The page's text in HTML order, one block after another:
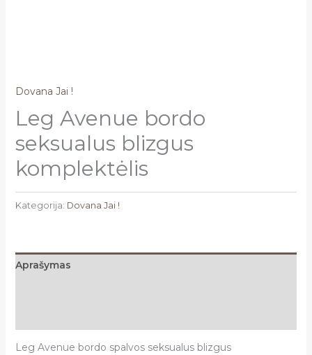
Dovana Jai !
Leg Avenue bordo
seksualus blizgus
komplektėlis
Kategorija: Dovana Jai !
Aprašymas
Leg Avenue bordo spalvos seksualus blizgus